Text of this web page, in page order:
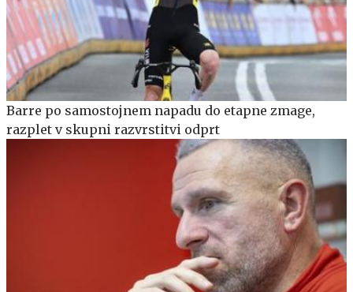
Barre po samostojnem napadu do etapne zmage,
razplet v skupni razvrstitvi odprt